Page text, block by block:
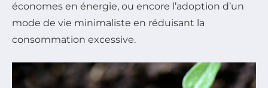
économes en énergie, ou encore l’adoption d’un
mode de vie minimaliste en réduisant la
consommation excessive.